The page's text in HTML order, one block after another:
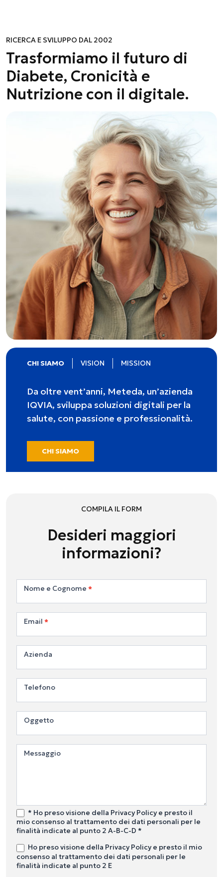
RICERCA E SVILUPPO DAL 2002
Trasformiamo il futuro di
Diabete, Cronicità e
Nutrizione con il digitale.
CHI SIAMO VISION MISSION
Da oltre vent’anni, Meteda, un’azienda
IQVIA, sviluppa soluzioni digitali per la
salute, con passione e professionalità.
CHI SIAMO
COMPILA IL FORM
Desideri maggiori
informazioni?
Contattaci
Nome e Cognome*
Email*
Azienda
Telefono
Oggetto
Messaggio
* Ho preso visione della Privacy Policy e presto il
mio consenso al trattamento dei dati personali per le
finalità indicate al punto 2 A-B-C-D *
Ho preso visione della Privacy Policy e presto il mio
consenso al trattamento dei dati personali per le
finalità indicate al punto 2 E